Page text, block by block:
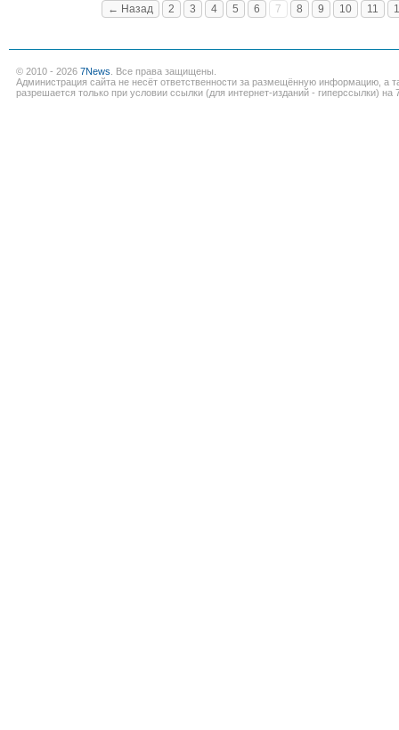
← Назад 2 3 4 5 6 7 8 9 10 11
© 2010 - 2026 7News . Все права защищены.
Администрация сайта не несёт ответственности за размещённую информацию, а
разрешается только при условии ссылки (для интернет-изданий - гиперссылки) на